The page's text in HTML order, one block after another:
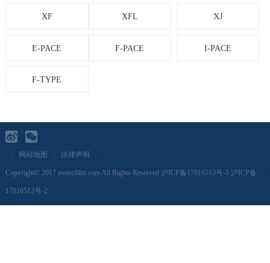
XF XFL XJ
E-PACE F-PACE I-PACE
F-TYPE
| 网站地图 | 法律声明
Copyright© 2017 motecfilm.com All Rights Reserved沪ICP备17016513号-1 沪ICP备
17016513号-2